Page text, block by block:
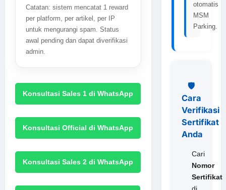
Catatan: sistem mencatat 1 reward
per platform, per artikel, per IP
untuk mengurangi spam. Status
awal pending dan dapat diverifikasi
admin.
Konsultasi Sales 1 di WhatsApp
Konsultasi Official di WhatsApp
Konsultasi Sales 2 di WhatsApp
otomatis
MSM
Parking.
🛡️
Cara
Verifikasi
Sertifikat
Anda
Cari
Nomor
Sertifikat